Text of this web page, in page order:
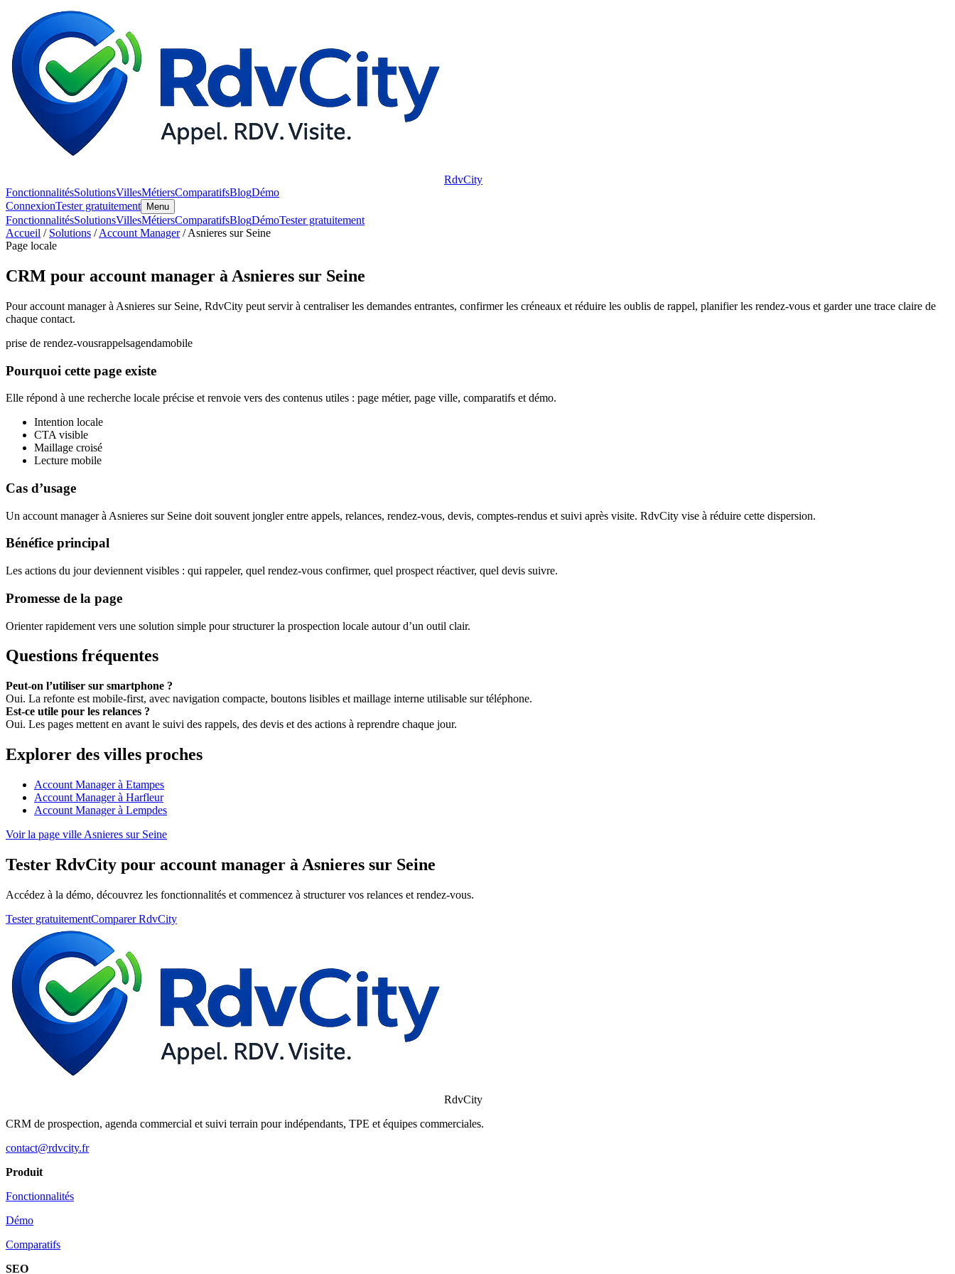
RdvCity
FonctionnalitésSolutionsVillesMétiersComparatifsBlogDémo
ConnexionTester gratuitement Menu
FonctionnalitésSolutionsVillesMétiersComparatifsBlogDémoTester gratuitement
Accueil / Solutions /Account Manager/ Asnieres sur Seine
Page locale
CRM pour account manager à Asnieres sur Seine
Pour account manager à Asnieres sur Seine, RdvCity peut servir à centraliser les demandes entrantes, confirmer les créneaux et réduire les oublis de rappel, planifier les rendez-vous et garder une trace claire de
chaque contact.
prise de rendez-vousrappelsagendamobile
Pourquoi cette page existe
Elle répond à une recherche locale précise et renvoie vers des contenus utiles : page métier, page ville, comparatifs et démo.
Intention locale
CTA visible
Maillage croisé
Lecture mobile
Cas d’usage
Un account manager à Asnieres sur Seine doit souvent jongler entre appels, relances, rendez-vous, devis, comptes-rendus et suivi après visite. RdvCity vise à réduire cette dispersion.
Bénéfice principal
Les actions du jour deviennent visibles : qui rappeler, quel rendez-vous confirmer, quel prospect réactiver, quel devis suivre.
Promesse de la page
Orienter rapidement vers une solution simple pour structurer la prospection locale autour d’un outil clair.
Questions fréquentes
Peut-on l’utiliser sur smartphone ?
Oui. La refonte est mobile-first, avec navigation compacte, boutons lisibles et maillage interne utilisable sur téléphone.
Est-ce utile pour les relances ?
Oui. Les pages mettent en avant le suivi des rappels, des devis et des actions à reprendre chaque jour.
Explorer des villes proches
Account Manager à Etampes
Account Manager à Harfleur
Account Manager à Lempdes
Voir la page ville Asnieres sur Seine
Tester RdvCity pour account manager à Asnieres sur Seine
Accédez à la démo, découvrez les fonctionnalités et commencez à structurer vos relances et rendez-vous.
Tester gratuitementComparer RdvCity
RdvCity
CRM de prospection, agenda commercial et suivi terrain pour indépendants, TPE et équipes commerciales.
contact@rdvcity.fr
Produit
Fonctionnalités
Démo
Comparatifs
SEO